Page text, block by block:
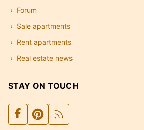
Forum
Sale apartments
Rent apartments
Real estate news
STAY ON TOUCH